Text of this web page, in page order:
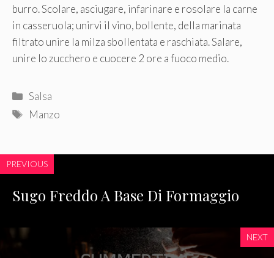
burro. Scolare, asciugare, infarinare e rosolare la carne
in casseruola; unirvi il vino, bollente, della marinata
filtrato unire la milza sbollentata e raschiata. Salare,
unire lo zucchero e cuocere 2 ore a fuoco medio.
Categorie
Salsa
Tag
Manzo
PREVIOUS
Sugo Freddo A Base Di Formaggio
NEXT